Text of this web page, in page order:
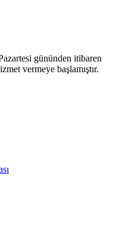
gününden itibaren
vermeye başlamıştır.